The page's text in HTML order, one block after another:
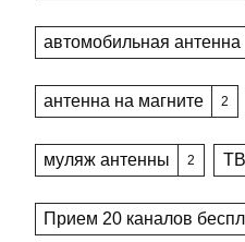
автомобильная антенна
антенна на магните 2
муляж антенны 2 ТВ
Прием 20 каналов